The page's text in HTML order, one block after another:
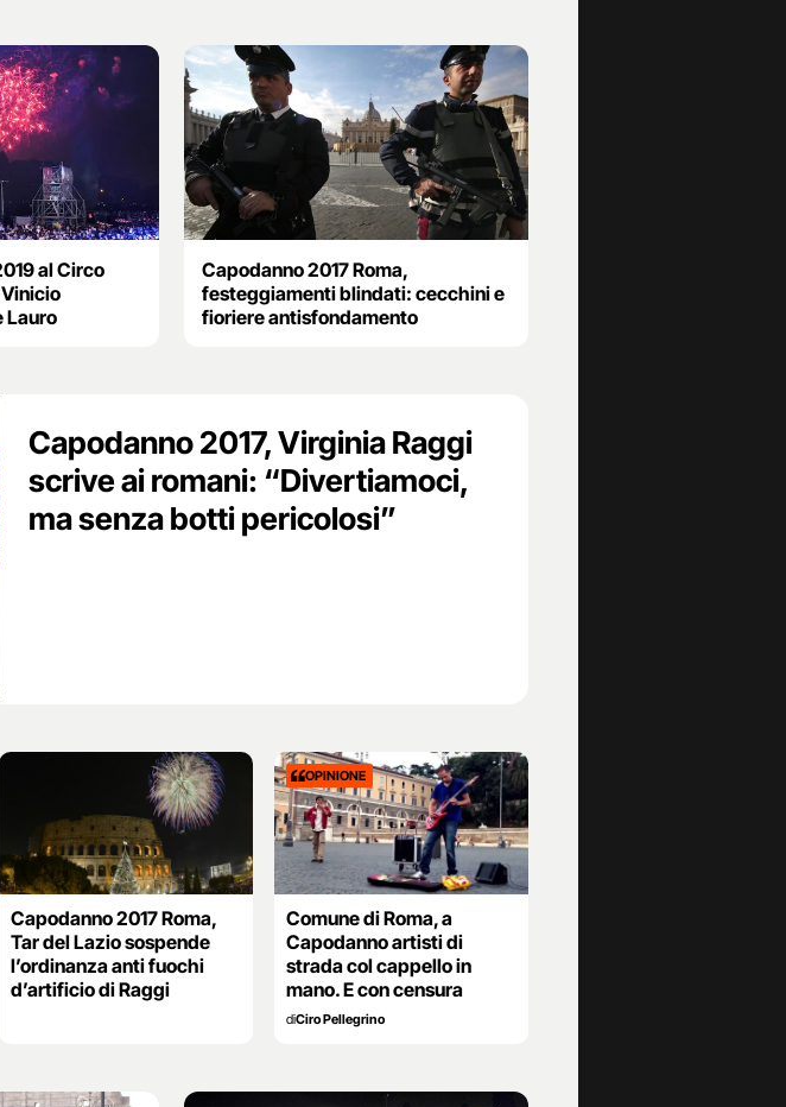
al Circo
Lauro
Capodanno 2017 Roma,
festeggiamenti blindati: cecchini e
fioriere antisfondamento
Capodanno 2017, Virginia Raggi
scrive ai romani: “Divertiamoci,
ma senza botti pericolosi”
Capodanno 2017 Roma,
Tar del Lazio sospende
l’ordinanza anti fuochi
d’artificio di Raggi
OPINIONE
Comune di Roma, a
Capodanno artisti di
strada col cappello in
mano. E con censura
diCiro Pellegrino